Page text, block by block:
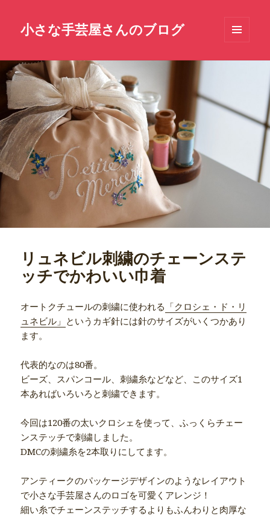
小さな手芸屋さんのブログ
ーとウ
リュネビル刺繍のチェーンステ
ッチでかわいい巾着
オートクチュールの刺繍に使われる 「クロシェ・ド・リ
ュネビル」 というカギ針には針のサイズがいくつかあり
ます。
代表的なのは80番。
ビーズ、スパンコール、刺繍糸などなど、このサイズ1
本あればいろいろと刺繍できます。
今回は120番の太いクロシェを使って、ふっくらチェー
ンステッチで刺繍しました。
DMCの刺繍糸を2本取りにしてます。
アンティークのパッケージデザインのようなレイアウト
で小さな手芸屋さんのロゴを可愛くアレンジ！
細い糸でチェーンステッチするよりもふんわりと肉厚な